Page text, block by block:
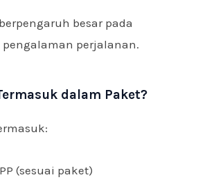
besar pada
perjalanan.
dalam Paket?
(sesuai paket)